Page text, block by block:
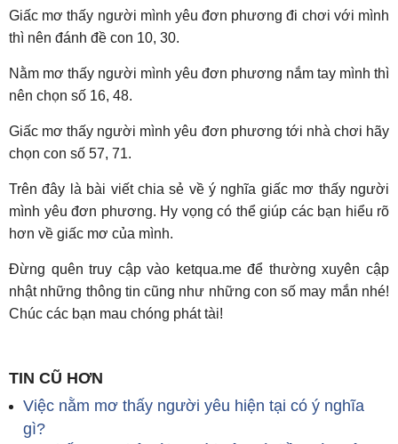
Giấc mơ thấy người mình yêu đơn phương đi chơi với mình
thì nên đánh đề con 10, 30.
Nằm mơ thấy người mình yêu đơn phương nắm tay mình thì
nên chọn số 16, 48.
Giấc mơ thấy người mình yêu đơn phương tới nhà chơi hãy
chọn con số 57, 71.
Trên đây là bài viết chia sẻ về ý nghĩa giấc mơ thấy người
mình yêu đơn phương. Hy vọng có thể giúp các bạn hiểu rõ
hơn về giấc mơ của mình.
Đừng quên truy cập vào ketqua.me để thường xuyên cập
nhật những thông tin cũng như những con số may mắn nhé!
Chúc các bạn mau chóng phát tài!
TIN CŨ HƠN
Việc nằm mơ thấy người yêu hiện tại có ý nghĩa
gì?